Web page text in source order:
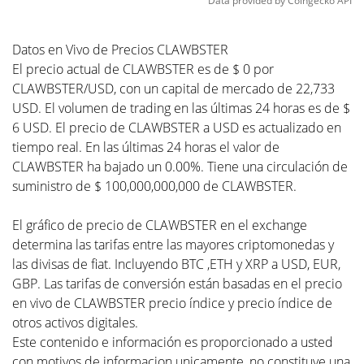
Datos en Vivo de Precios CLAWBSTER
El precio actual de CLAWBSTER es de $ 0 por
CLAWBSTER/USD, con un capital de mercado de 22,733
USD. El volumen de trading en las últimas 24 horas es de $
6 USD. El precio de CLAWBSTER a USD es actualizado en
tiempo real. En las últimas 24 horas el valor de
CLAWBSTER ha bajado un 0.00%. Tiene una circulación de
suministro de $ 100,000,000,000 de CLAWBSTER.
El gráfico de precio de CLAWBSTER en el exchange
determina las tarifas entre las mayores criptomonedas y
las divisas de fiat. Incluyendo BTC ,ETH y XRP a USD, EUR,
GBP. Las tarifas de conversión están basadas en el precio
en vivo de CLAWBSTER precio índice y precio índice de
otros activos digitales.
Este contenido e información es proporcionado a usted